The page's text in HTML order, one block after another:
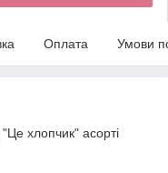
Оплата Умови
"Це хлопчик" асорті